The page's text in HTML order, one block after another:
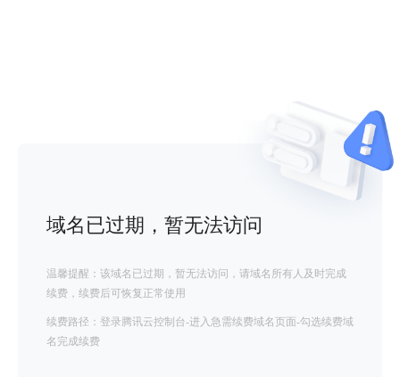
域名已过期，暂无法访问
温馨提醒：该域名已过期，暂无法访问，请域名所有人及时完成
续费，续费后可恢复正常使用
续费路径：登录腾讯云控制台-进入急需续费域名页面-勾选续费域
名完成续费